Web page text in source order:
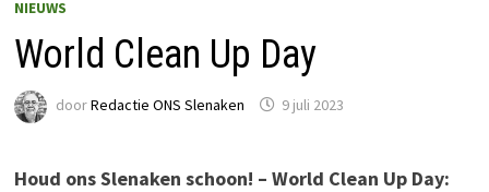
NIEUWS
World Clean Up Day
doorRedactie ONS Slenaken 9 juli 2023
Houd ons Slenaken schoon! – World Clean Up Day: